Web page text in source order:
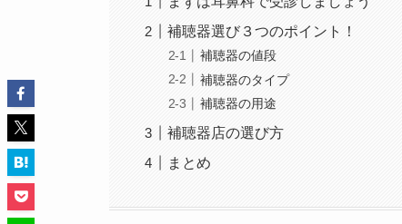
補聴器選び３つのポイント！
補聴器の値段
補聴器のタイプ
補聴器の用途
補聴器店の選び方
まとめ